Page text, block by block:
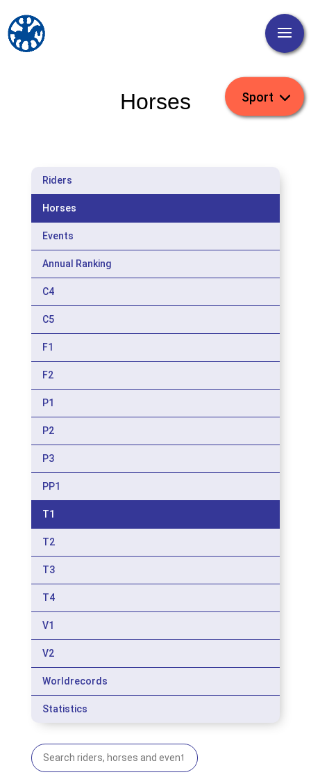
Horses
Riders
Horses
Events
Annual Ranking
C4
C5
F1
F2
P1
P2
P3
PP1
T1
T2
T3
T4
V1
V2
Worldrecords
Statistics